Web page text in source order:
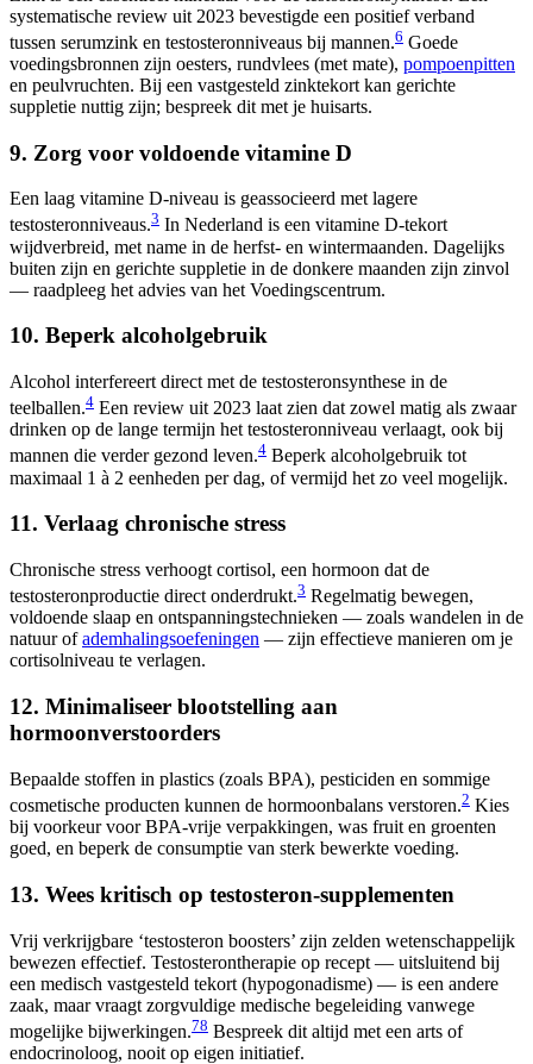
systematische review uit 2023 bevestigde een positief verband
tussen serumzink en testosteronniveaus bij mannen.6 Goede
voedingsbronnen zijn oesters, rundvlees (met mate), pompoenpitten
en peulvruchten. Bij een vastgesteld zinktekort kan gerichte
suppletie nuttig zijn; bespreek dit met je huisarts.
9. Zorg voor voldoende vitamine D
Een laag vitamine D-niveau is geassocieerd met lagere
testosteronniveaus.3 In Nederland is een vitamine D-tekort
wijdverbreid, met name in de herfst- en wintermaanden. Dagelijks
buiten zijn en gerichte suppletie in de donkere maanden zijn zinvol
— raadpleeg het advies van het Voedingscentrum.
10. Beperk alcoholgebruik
Alcohol interfereert direct met de testosteronsynthese in de
teelballen.4 Een review uit 2023 laat zien dat zowel matig als zwaar
drinken op de lange termijn het testosteronniveau verlaagt, ook bij
mannen die verder gezond leven.4 Beperk alcoholgebruik tot
maximaal 1 à 2 eenheden per dag, of vermijd het zo veel mogelijk.
11. Verlaag chronische stress
Chronische stress verhoogt cortisol, een hormoon dat de
testosteronproductie direct onderdrukt.3 Regelmatig bewegen,
voldoende slaap en ontspanningstechnieken — zoals wandelen in de
natuur ofademhalingsoefeningen — zijn effectieve manieren om je
cortisolniveau te verlagen.
12. Minimaliseer blootstelling aan
hormoonverstoorders
Bepaalde stoffen in plastics (zoals BPA), pesticiden en sommige
cosmetische producten kunnen de hormoonbalans verstoren.2 Kies
bij voorkeur voor BPA-vrije verpakkingen, was fruit en groenten
goed, en beperk de consumptie van sterk bewerkte voeding.
13. Wees kritisch op testosteron-supplementen
Vrij verkrijgbare ‘testosteron boosters’ zijn zelden wetenschappelijk
bewezen effectief. Testosterontherapie op recept — uitsluitend bij
een medisch vastgesteld tekort (hypogonadisme) — is een andere
zaak, maar vraagt zorgvuldige medische begeleiding vanwege
mogelijke bijwerkingen.78 Bespreek dit altijd met een arts of
endocrinoloog, nooit op eigen initiatief.